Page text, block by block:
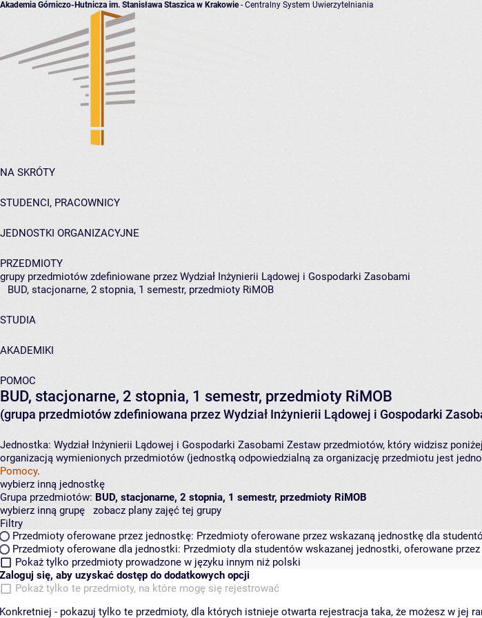
Akademia Górniczo-Hutnicza im. Stanisława Staszica w Krakowie- Centralny System Uwierzytelniania
NA SKRÓTY
STUDENCI, PRACOWNICY
JEDNOSTKI ORGANIZACYJNE
PRZEDMIOTY
grupy przedmiotów zdefiniowane przez Wydział Inżynierii Lądowej i Gospodarki Zasobami
BUD, stacjonarne, 2 stopnia, 1 semestr, przedmioty RiMOB
STUDIA
AKADEMIKI
POMOC
BUD, stacjonarne, 2 stopnia, 1 semestr, przedmioty RiMOB
(grupa przedmiotów zdefiniowana przez Wydział Inżynierii Lądowej i Gospodarki
Jednostka: Wydział Inżynierii Lądowej i Gospodarki Zasobami Zestaw przedmiotów, który widzisz
organizacją wymienionych przedmiotów (jednostką odpowiedzialną za organizację przedmiotu jest
Pomocy.
wybierz inną jednostkę
Grupa przedmiotów: BUD, stacjonarne, 2 stopnia, 1 semestr, przedmioty RiMOB
wybierz inną grupę
zobacz plany zajęć tej grupy
Filtry
Przedmioty oferowane przez jednostkę: Przedmioty oferowane przez wskazaną jednostkę dla
Przedmioty oferowane dla jednostki: Przedmioty dla studentów wskazanej jednostki, oferowane
Pokaż tylko przedmioty prowadzone w języku innym niż polski
Zaloguj się, aby uzyskać dostęp do dodatkowych opcji
Pokaż tylko te przedmioty, na które mogę się rejestrować
Konkretniej - pokazuj tylko te przedmioty, dla których istnieje otwarta rejestracja taka, że możesz w jej